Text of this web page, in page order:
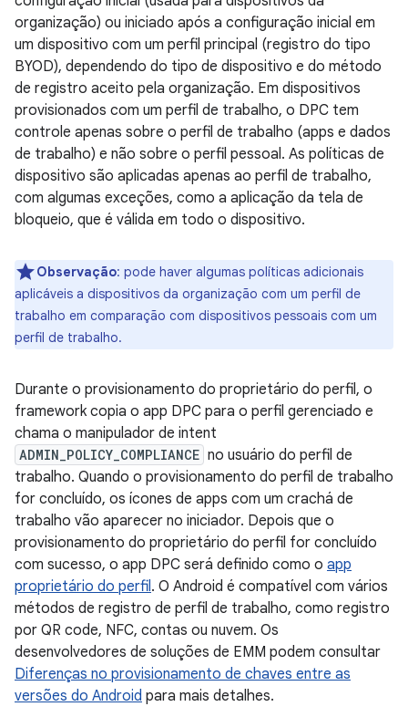
organização) ou iniciado após a configuração inicial em
um dispositivo com um perfil principal (registro do tipo
BYOD), dependendo do tipo de dispositivo e do método
de registro aceito pela organização. Em dispositivos
provisionados com um perfil de trabalho, o DPC tem
controle apenas sobre o perfil de trabalho (apps e dados
de trabalho) e não sobre o perfil pessoal. As políticas de
dispositivo são aplicadas apenas ao perfil de trabalho,
com algumas exceções, como a aplicação da tela de
bloqueio, que é válida em todo o dispositivo.
Observação: pode haver algumas políticas adicionais
aplicáveis a dispositivos da organização com um perfil de
trabalho em comparação com dispositivos pessoais com um
perfil de trabalho.
Durante o provisionamento do proprietário do perfil, o
framework copia o app DPC para o perfil gerenciado e
chama o manipulador de intent
ADMIN_POLICY_COMPLIANCE no usuário do perfil de
trabalho. Quando o provisionamento do perfil de trabalho
for concluído, os ícones de apps com um crachá de
trabalho vão aparecer no iniciador. Depois que o
provisionamento do proprietário do perfil for concluído
com sucesso, o app DPC será definido como o app
proprietário do perfil. O Android é compatível com vários
métodos de registro de perfil de trabalho, como registro
por QR code, NFC, contas ou nuvem. Os
desenvolvedores de soluções de EMM podem consultar
Diferenças no provisionamento de chaves entre as
versões do Android para mais detalhes.